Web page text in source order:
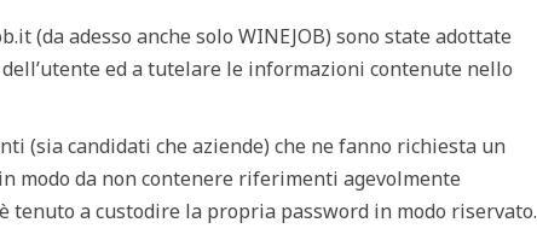
(da adesso anche solo WINEJOB) sono state adottate
ed a tutelare le informazioni contenute nello
(sia candidati che aziende) che ne fanno richiesta un
modo da non contenere riferimenti agevolmente
tenuto a custodire la propria password in modo riservato.